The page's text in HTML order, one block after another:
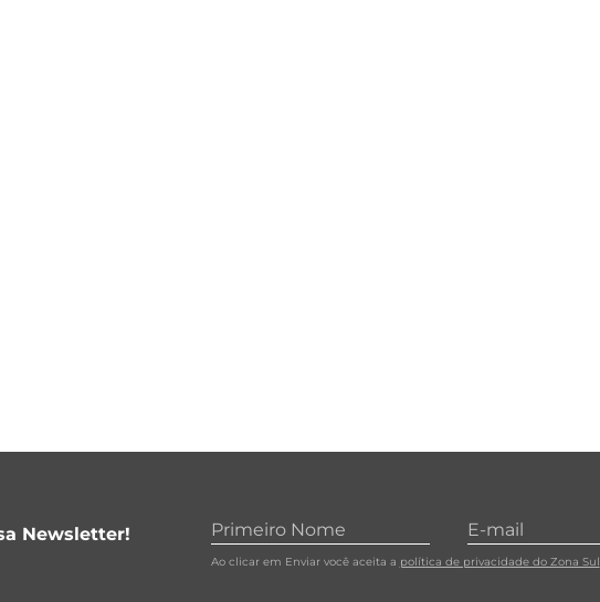
Newsletter!
Ao clicar em Enviar você aceita a política de privacidade do Zona Sul